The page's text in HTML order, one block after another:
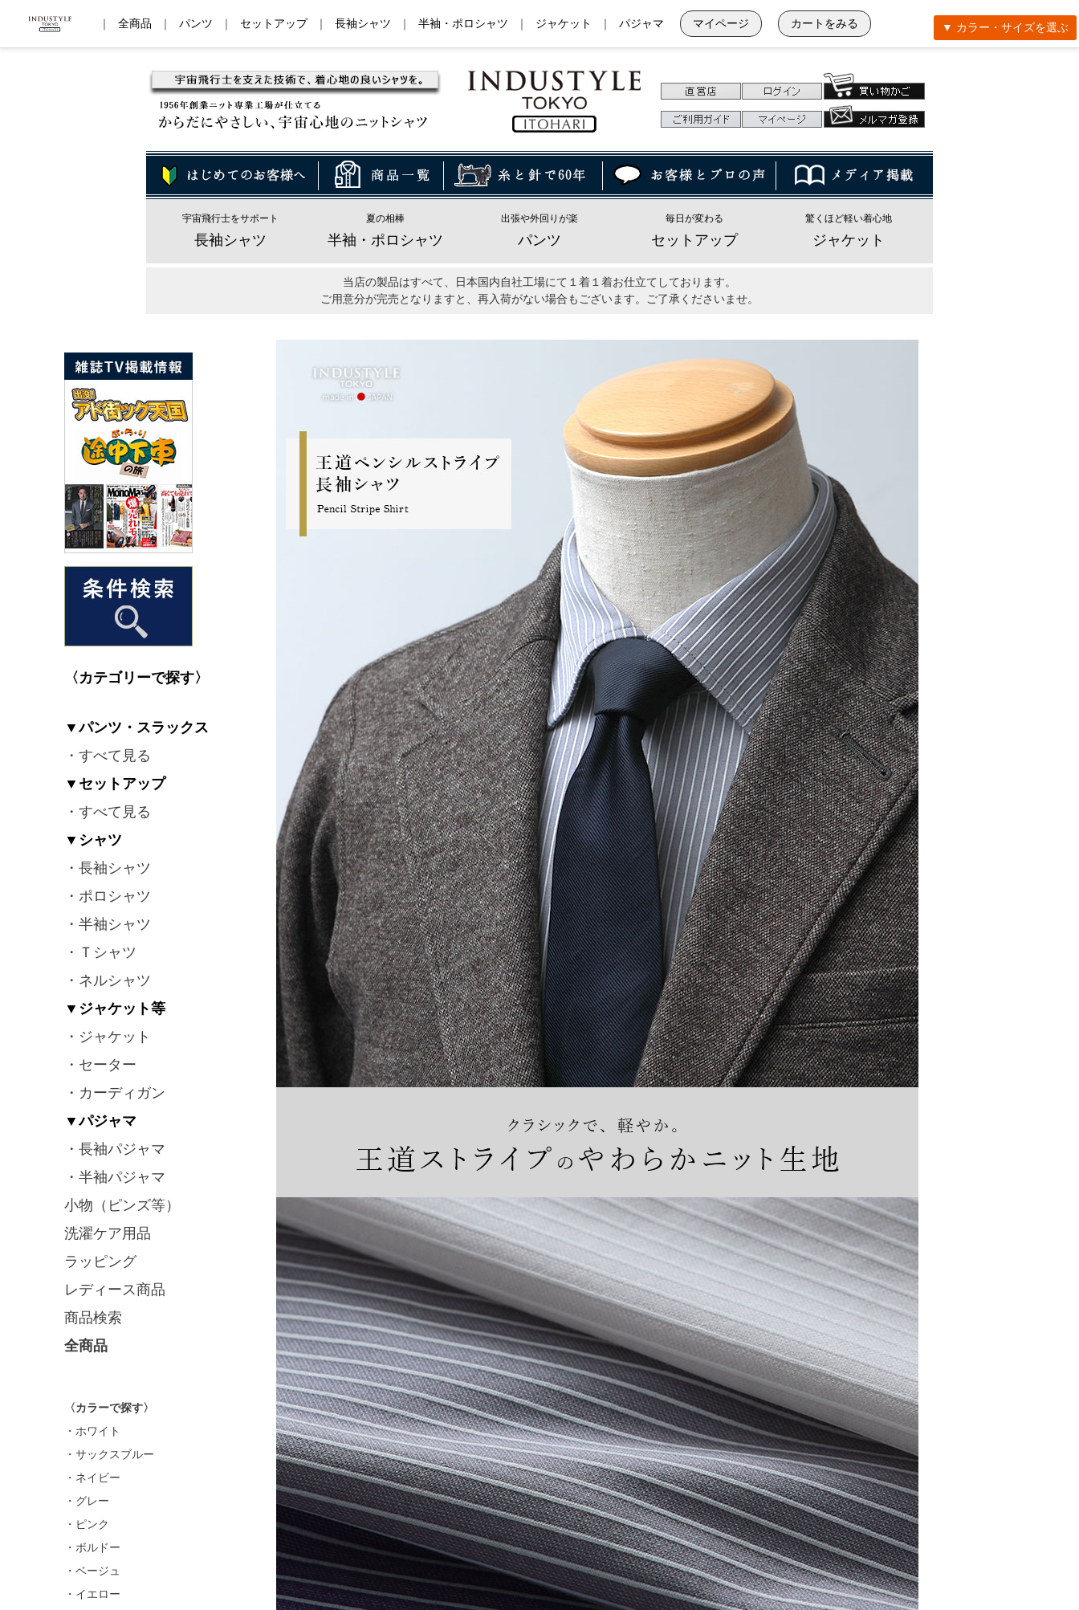
宇宙飛行士をサポート
長袖シャツ
夏の相棒
半袖・ポロシャツ
出張や外回りが楽
パンツ
毎日が変わる
セットアップ
驚くほど軽い着心地
ジャケット
当店の製品はすべて、日本国内自社工場にて１着１着お仕立てしております。
ご用意分が完売となりますと、再入荷がない場合もございます。ご了承くださいませ。
｜ 全商品 ｜ パンツ ｜ セットアップ ｜ 長袖シャツ ｜ 半袖・ポロシャツ ｜ ジャケット ｜ パジャマ マイページ カートをみる ▼ カラー・サイズを選ぶ
〈カテゴリーで探す〉
▼パンツ・スラックス
・すべて見る
▼セットアップ
・すべて見る
▼シャツ
・長袖シャツ
・ポロシャツ
・半袖シャツ
・Ｔシャツ
・ネルシャツ
▼ジャケット等
・ジャケット
・セーター
・カーディガン
▼パジャマ
・長袖パジャマ
・半袖パジャマ
小物（ピンズ等）
洗濯ケア用品
ラッピング
レディース商品
商品検索
全商品
〈カラーで探す〉
・ホワイト
・サックスブルー
・ネイビー
・グレー
・ピンク
・ボルドー
・ベージュ
・イエロー